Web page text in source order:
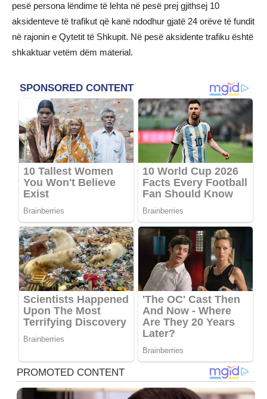
pesë persona lëndime të lehta në pesë prej gjithsej 10
aksidenteve të trafikut që kanë ndodhur gjatë 24 orëve të fundit
në rajonin e Qytetit të Shkupit. Në pesë aksidente trafiku është
shkaktuar vetëm dëm material.